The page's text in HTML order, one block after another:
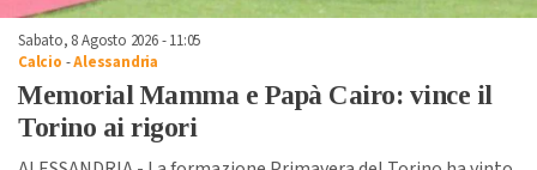
Sabato, 8 Agosto 2026 - 11:05
Calcio -Alessandria
Memorial Mamma e Papà Cairo: vince il
Torino ai rigori